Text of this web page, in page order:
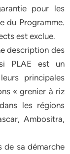
pour les
du Programme.
est exclue.
description des
PLAE est un
principales
« grenier à riz
les régions
Ambositra,
de sa démarche